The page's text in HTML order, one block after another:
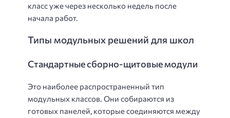
класс уже через несколько недель после
начала работ.
Типы модульных решений для школ
Стандартные сборно-щитовые модули
Это наиболее распространенный тип
модульных классов. Они собираются из
готовых панелей, которые соединяются между